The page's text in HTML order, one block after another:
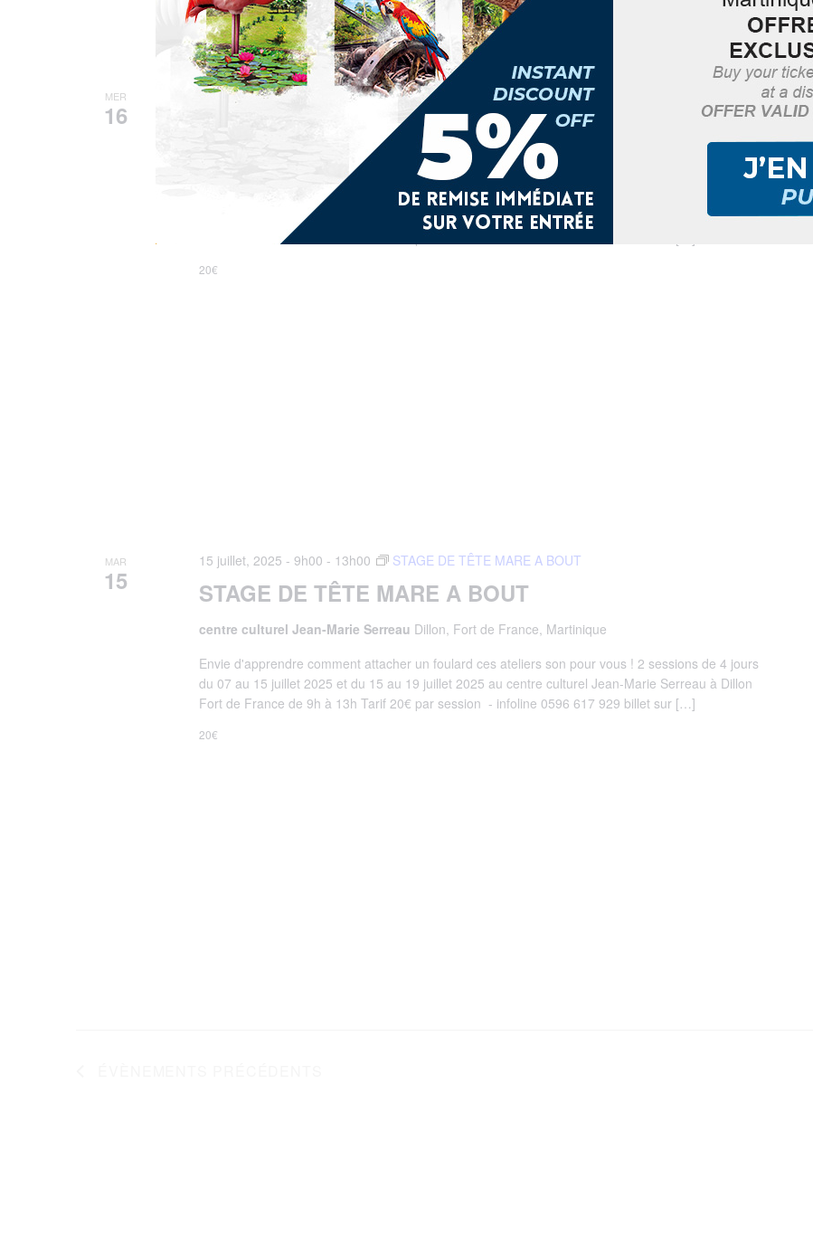
MER
16 STAGE DE TÊTE MARE A BOUT
16 juillet, 2025 - 9h00 13h00 STAGE DE TÊTE MARE A BOUT
centre culturel Jean-Marie Serreau
Dillon, Fort de France, Martinique
Envie d'apprendre comment attacher un foulard ces ateliers son pour vous ! 2 sessions de 4 jours
du 07 au 15 juillet 2025 et du 15 au 19 juillet 2025 au centre culturel Jean-Marie Serreau à Dillon
Fort de France de 9h à 13h Tarif 20€ par session - infoline 0596 617 929 billet sur […]
20€
MAR
15 STAGE DE TÊTE MARE A BOUT
15 juillet, 2025 - 9h00 - 13h00 STAGE DE TÊTE MARE A BOUT
centre culturel Jean-Marie Serreau Dillon, Fort de France, Martinique
Envie d'apprendre comment attacher un foulard ces ateliers son pour vous ! 2 sessions de 4 jours
du 07 au 15 juillet 2025 et du 15 au 19 juillet 2025 au centre culturel Jean-Marie Serreau à Dillon
Fort de France de 9h à 13h Tarif 20€ par session - infoline 0596 617 929 billet sur […]
20€